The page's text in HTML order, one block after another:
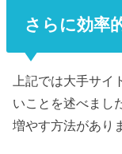
さらに効率
上記では大手サ
いことを述べまし
増やす方法があり